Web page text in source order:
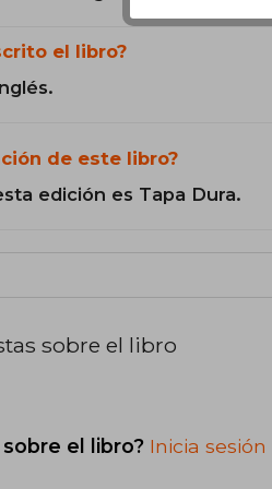
el libro?
de este libro?
edición es Tapa Dura.
sobre el libro
el libro? Inicia sesión